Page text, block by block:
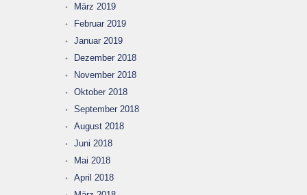
März 2019
Februar 2019
Januar 2019
Dezember 2018
November 2018
Oktober 2018
September 2018
August 2018
Juni 2018
Mai 2018
April 2018